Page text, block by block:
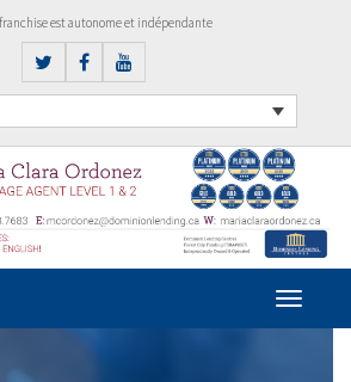
est autonome et indépendante